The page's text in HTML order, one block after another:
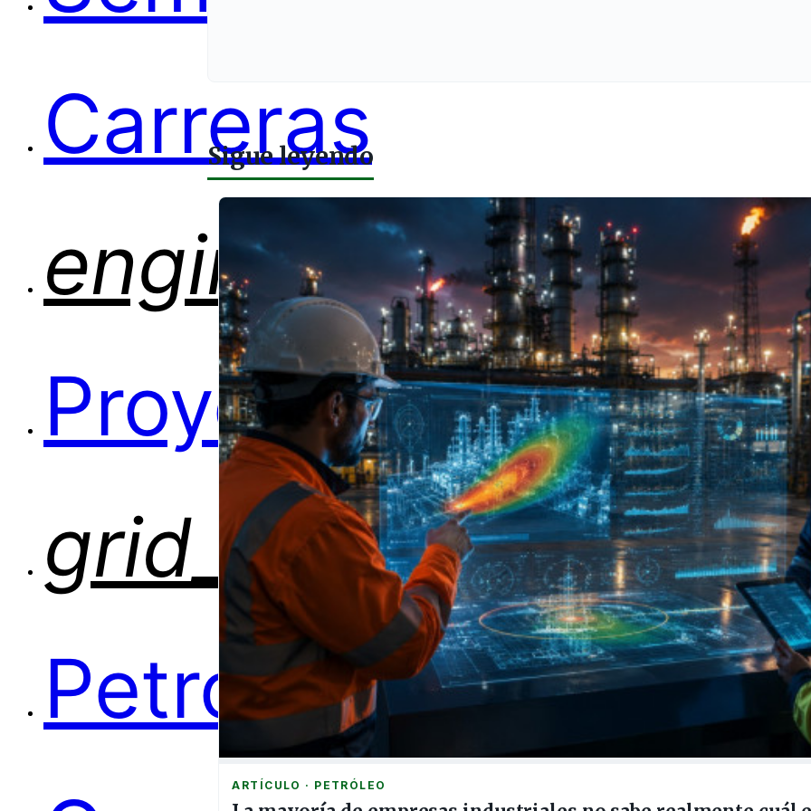
Carreras
engineering
Proyectos Sociales
grid_view Sectores
Petróleo
Sigue leyendo
ARTÍCULO · PETRÓLEO